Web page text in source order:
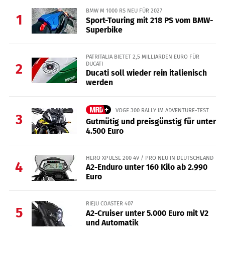
1
BMW M 1000 RS NEU FÜR 2027
Sport-Touring mit 218 PS vom BMW-
Superbike
2
PATRITALIA BIETET 2,5 MILLIARDEN EURO FÜR
DUCATI
Ducati soll wieder rein italienisch
werden
3
VOGE 300 RALLY IM ADVENTURE-TEST
Gutmütig und preisgünstig für unter
4.500 Euro
4
HERO XPULSE 200 4V / PRO NEU IN DEUTSCHLAND
A2-Enduro unter 160 Kilo ab 2.990
Euro
5
RIEJU COASTER 407
A2-Cruiser unter 5.000 Euro mit V2
und Automatik